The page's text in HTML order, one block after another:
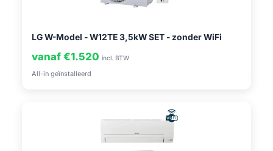
LG W-Model - W12TE 3,5kW SET - zonder WiFi
vanaf €1.520 incl. BTW
All-in geïnstalleerd